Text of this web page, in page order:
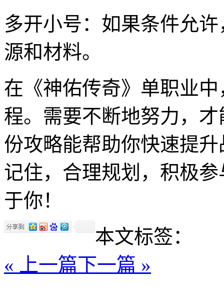
多开小号：如果条件允
源和材料。
在《神佑传奇》单职业
程。需要不断地努力，
份攻略能帮助你快速提
记住，合理规划，积极
于你！
本文标签：
« 上一篇下一篇 »